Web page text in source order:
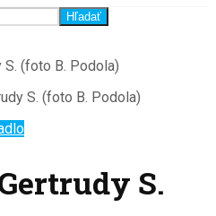
Hľadať
S. (foto B. Podola)
S.